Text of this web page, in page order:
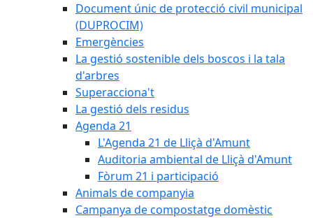
Document únic de protecció civil municipal
(DUPROCIM)
Emergències
La gestió sostenible dels boscos i la tala
d'arbres
Superacciona't
La gestió dels residus
Agenda 21
L'Agenda 21 de Lliçà d'Amunt
Auditoria ambiental de Lliçà d'Amunt
Fòrum 21 i participació
Animals de companyia
Campanya de compostatge domèstic